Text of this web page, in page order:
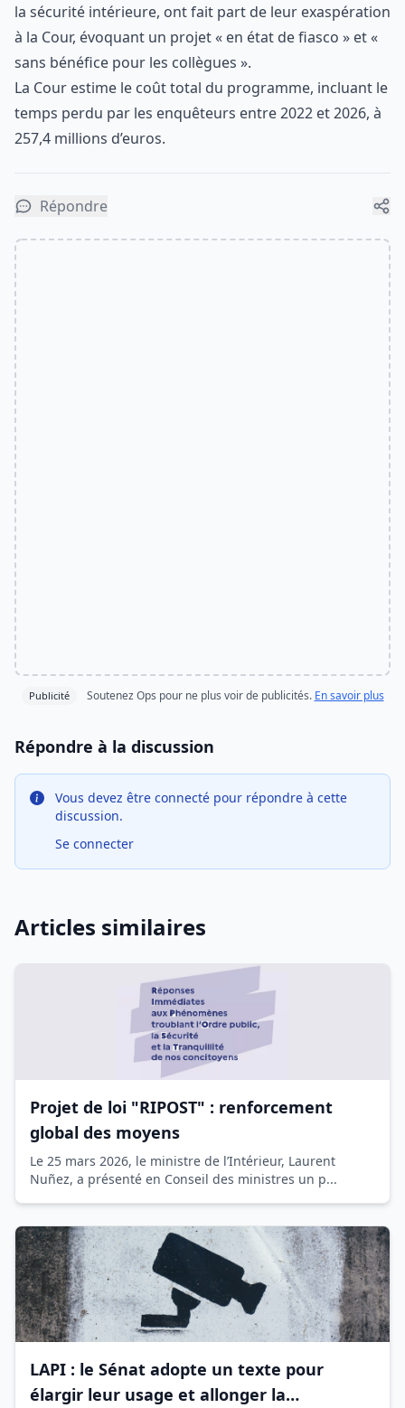
la sécurité intérieure, ont fait part de leur exaspération
à la Cour, évoquant un projet « en état de fiasco » et «
sans bénéfice pour les collègues ».
La Cour estime le coût total du programme, incluant le
temps perdu par les enquêteurs entre 2022 et 2026, à
257,4 millions d’euros.
Répondre
Publicité Soutenez Ops pour ne plus voir de publicités. En savoir plus
Répondre à la discussion
Vous devez être connecté pour répondre à cette
discussion.
Se connecter
Articles similaires
Projet de loi "RIPOST" : renforcement
global des moyens
Le 25 mars 2026, le ministre de l’Intérieur, Laurent
Nuñez, a présenté en Conseil des ministres un p...
LAPI : le Sénat adopte un texte pour
élargir leur usage et allonger la